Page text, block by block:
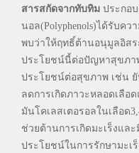
สารสกัดจากทับทิม ประกอ
นอล(Polyphenols)ได้รับคว
พบว่าให้ฤทธิ์ต้านอนุมูลอิสร
ประโยชน์นี้ต่อปัญหาสุขภา
ประโยชน์ต่อสุขภาพ เช่น ยั
ลดการเกิดภาวะหลอดเลือด
มันโคเลสเตอรอลในเลือด
ช่วยต้านการเกิดมะเร็งแล
ประโยชน์ในการรักษามะเ